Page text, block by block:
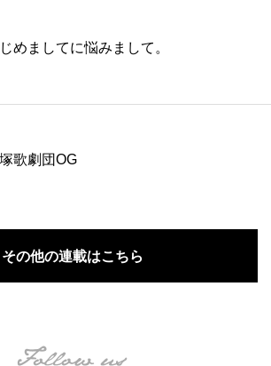
めましてに悩みまして。
歌劇団OG
その他の連載はこちら